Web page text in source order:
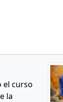
el curso
la